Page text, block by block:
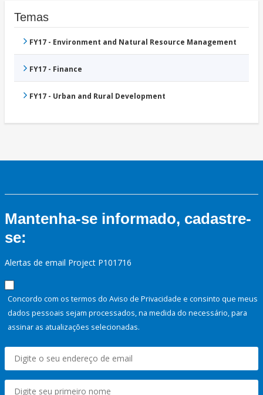
Temas
FY17 - Environment and Natural Resource Management
FY17 - Finance
FY17 - Urban and Rural Development
Mantenha-se informado, cadastre-
se:
Alertas de email Project P101716
Concordo com os termos do Aviso de Privacidade e consinto que meus
dados pessoais sejam processados, na medida do necessário, para
assinar as atualizações selecionadas.